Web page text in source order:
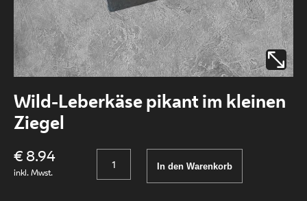
Wild-Leberkäse pikant im kleinen
Ziegel
€ 8.94
inkl. Mwst.
Anzahl
In den Warenkorb